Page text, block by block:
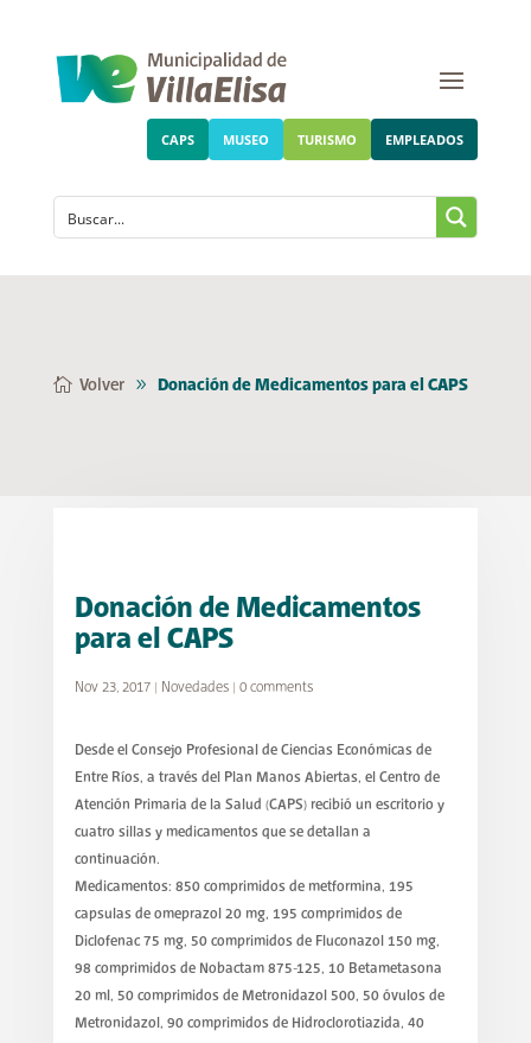
CAPS MUSEO TURISMO EMPLEADOS
Volver Donación de Medicamentos para el CAPS
Donación de Medicamentos
para el CAPS
Nov 23, 2017| Novedades| 0 comments
Desde el Consejo Profesional de Ciencias Económicas de
Entre Ríos, a través del Plan Manos Abiertas, el Centro de
Atención Primaria de la Salud (CAPS) recibió un escritorio y
cuatro sillas y medicamentos que se detallan a
continuación.
Medicamentos: 850 comprimidos de metformina, 195
capsulas de omeprazol 20 mg, 195 comprimidos de
Diclofenac 75 mg, 50 comprimidos de Fluconazol 150 mg,
98 comprimidos de Nobactam 875-125, 10 Betametasona
20 ml, 50 comprimidos de Metronidazol 500, 50 óvulos de
Metronidazol, 90 comprimidos de Hidroclorotiazida, 40